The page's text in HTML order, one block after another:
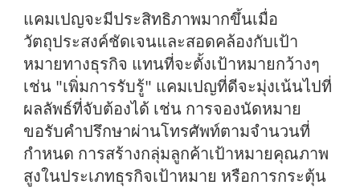
แคมเปญจะมีประสิทธิภาพมากขึ้นเมื่อ
วัตถุประสงค์ชัดเจนและสอดคล้องกับเป้า
หมายทางธุรกิจ แทนที่จะตั้งเป้าหมายกว้างๆ
เช่น "เพิ่มการรับรู้" แคมเปญที่ดีจะมุ่งเน้นไปที่
ผลลัพธ์ที่จับต้องได้ เช่น การจองนัดหมาย
ขอรับคำปรึกษาผ่านโทรศัพท์ตามจำนวนที่
กำหนด การสร้างกลุ่มลูกค้าเป้าหมายคุณภาพ
สูงในประเภทธุรกิจเป้าหมาย หรือการกระตุ้น